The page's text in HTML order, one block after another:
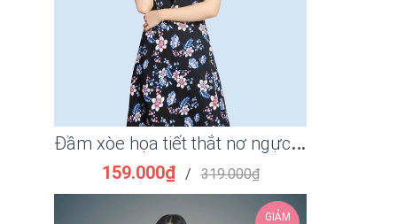
Đ
ầm xòe họa tiết thắt nơ ngực thời trang
159.000₫ / 319.000₫
GIẢM